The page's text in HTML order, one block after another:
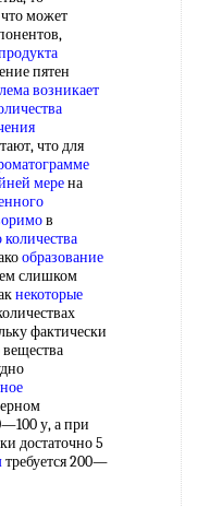
может
пятен
возникает
что для
мерена
в
образование
слишком
некоторые
фактически
у, а при
достаточно 5
требуется 200—